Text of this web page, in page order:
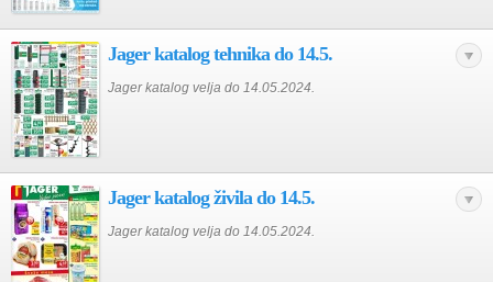
Jager katalog tehnika do 14.5.
Jager katalog velja do 14.05.2024.
Jager katalog živila do 14.5.
Jager katalog velja do 14.05.2024.